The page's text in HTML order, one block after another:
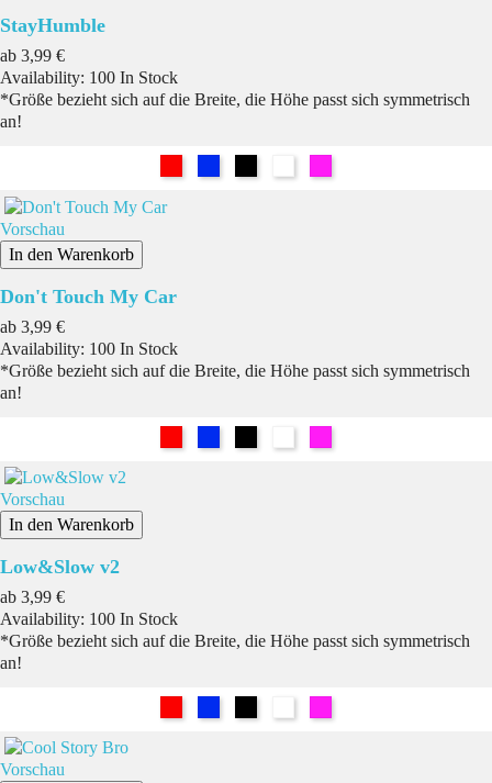
StayHumble
ab Preis
3,99 €
Availability: 100 In Stock
*Größe bezieht sich auf die Breite, die Höhe passt sich symmetrisch
an!
Vorschau
In den Warenkorb
Don't Touch My Car
ab Preis
3,99 €
Availability: 100 In Stock
*Größe bezieht sich auf die Breite, die Höhe passt sich symmetrisch
an!
Vorschau
In den Warenkorb
Low&Slow v2
ab Preis
3,99 €
Availability: 100 In Stock
*Größe bezieht sich auf die Breite, die Höhe passt sich symmetrisch
an!
Vorschau